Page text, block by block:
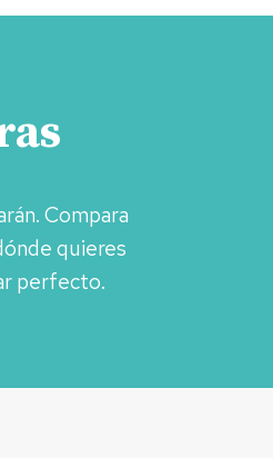
Compara
quieres
perfecto.